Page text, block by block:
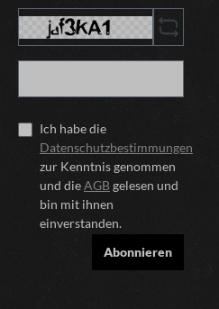
Ich habe die
Datenschutzbestimmungen
zur Kenntnis genommen
und dieAGBgelesen und
bin mit ihnen
einverstanden.
Abonnieren